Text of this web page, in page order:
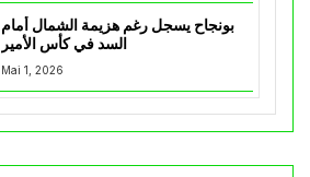
بونجاح يسجل رغم هزيمة الشمال أمام
السد في كأس الأمير
Mai 1, 2026